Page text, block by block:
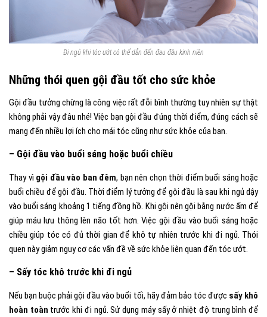
Đi ngủ khi tóc ướt có thể dẫn đến đau đầu kinh niên
Những thói quen gội đầu tốt cho sức khỏe
Gội đầu tưởng chừng là công việc rất đỗi bình thường tuy nhiên sự thật
không phải vậy đâu nhé! Việc bạn gội đầu đúng thời điểm, đúng cách sẽ
mang đến nhiều lợi ích cho mái tóc cũng như sức khỏe của bạn.
– Gội đầu vào buổi sáng hoặc buổi chiều
Thay vì gội đầu vào ban đêm, bạn nên chọn thời điểm buổi sáng hoặc
buổi chiều để gội đầu. Thời điểm lý tưởng để gội đầu là sau khi ngủ dậy
vào buổi sáng khoảng 1 tiếng đồng hồ. Khi gội nên gội bằng nước ấm để
giúp máu lưu thông lên não tốt hơn. Việc gội đầu vào buổi sáng hoặc
chiều giúp tóc có đủ thời gian để khô tự nhiên trước khi đi ngủ. Thói
quen này giảm nguy cơ các vấn đề về sức khỏe liên quan đến tóc ướt.
– Sấy tóc khô trước khi đi ngủ
Nếu bạn buộc phải gội đầu vào buổi tối, hãy đảm bảo tóc được sấy khô
hoàn toàn trước khi đi ngủ. Sử dụng máy sấy ở nhiệt độ trung bình để